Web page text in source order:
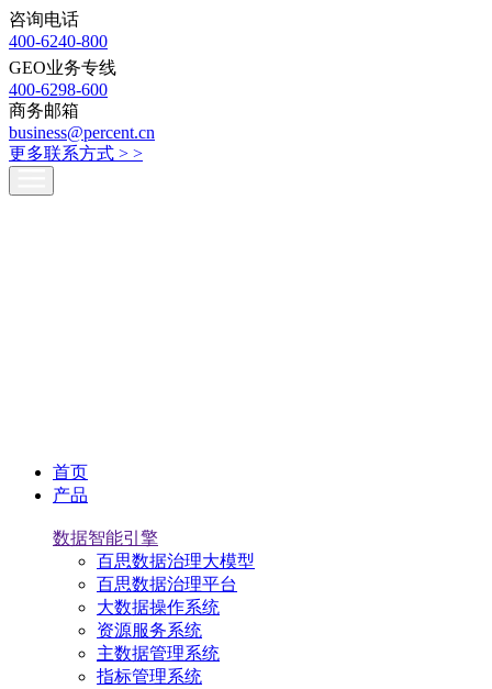
咨询电话
400-6240-800
GEO业务专线
400-6298-600
商务邮箱
business@percent.cn
更多联系方式 > >
首页
产品
数据智能引擎
百思数据治理大模型
百思数据治理平台
大数据操作系统
资源服务系统
主数据管理系统
指标管理系统